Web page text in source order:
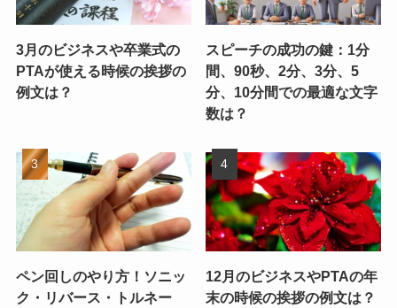
3月のビジネスや卒業式の
PTAが使える時候の挨拶の
例文は？
スピーチの成功の鍵：1分
間、90秒、2分、3分、5
分、10分間での最適な文字
数は？
ペン回しのやり方！ソニッ
ク・リバース・トルネー
12月のビジネスやPTAの年
末の時候の挨拶の例文は？